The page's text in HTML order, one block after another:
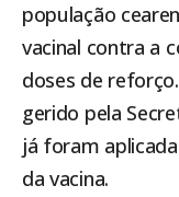
população
vacinal contra a
doses de
gerido pela
já foram
da vacina.